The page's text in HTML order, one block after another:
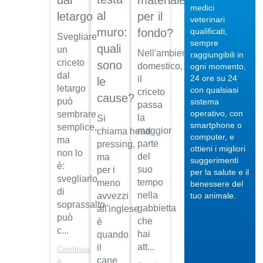
letargo
Svegliare
un
criceto
dal
letargo
può
sembrare
semplice,
ma
non lo
è:
svegliarlo
di
soprassalto
può
c...
Continua
a
al
muro:
quali
sono
le
cause?
Si
chiama head
pressing,
ma
per i
meno
avvezzi
all'inglese
è
quando
il
cane
per il
fondo?
Nell'ambiente
domestico,
il
criceto
passa
la
maggior
parte
del
suo
tempo
nella
gabbietta
che
hai
att...
medici
veterinari
qualificati,
sempre
raggiungibili in
ogni momento,
24 ore su 24
con qualsiasi
sistema
operativo, con
smartphone o
computer, e
ottieni i migliori
suggerimenti
per la salute e il
benessere del
tuo animale.
04/10/
Veterinario
di
Maurizio
Albano
Guarda
il video
04/10/
Regalare